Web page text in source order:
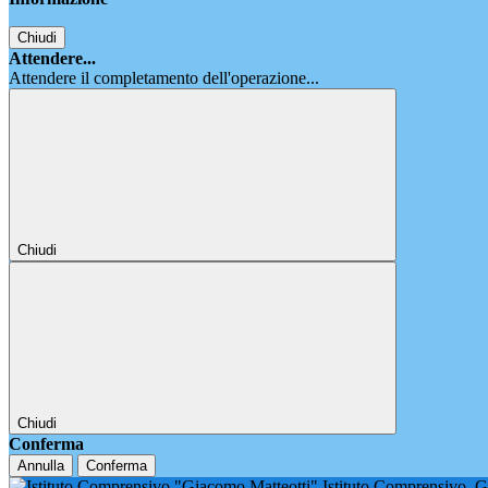
Chiudi
Attendere...
Attendere il completamento dell'operazione...
Chiudi
Chiudi
Conferma
Annulla Conferma